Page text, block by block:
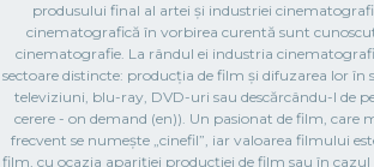
produsului final al artei și industriei
cinematografică în vorbirea curentă sunt
cinematografie. La rândul ei industria
sectoare distincte: producția de film și difuzarea lor în
televiziuni, blu-ray, DVD-uri sau descărcându-l de
cerere - on demand (en)). Un pasionat de film, care
frecvent se numește „cinefil”, iar valoarea filmului
film, cu ocazia apariției producției de film sau în